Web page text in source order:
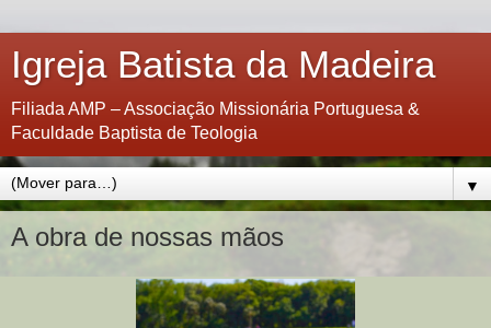
Igreja Batista da Madeira
Filiada AMP – Associação Missionária Portuguesa &
Faculdade Baptista de Teologia
▼
A obra de nossas mãos